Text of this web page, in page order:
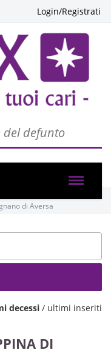
Login/Registrati
di Aversa
decessi / ultimi inseriti
DI